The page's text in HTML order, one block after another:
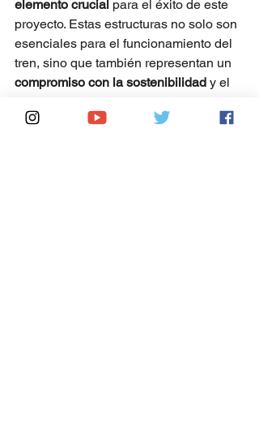
elemento crucial para el éxito de este
proyecto. Estas estructuras no solo son
esenciales para el funcionamiento del
tren, sino que también representan un
compromiso con la sostenibilidad y el